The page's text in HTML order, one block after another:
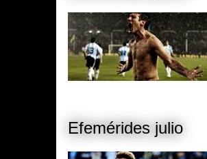
Efemérides julio